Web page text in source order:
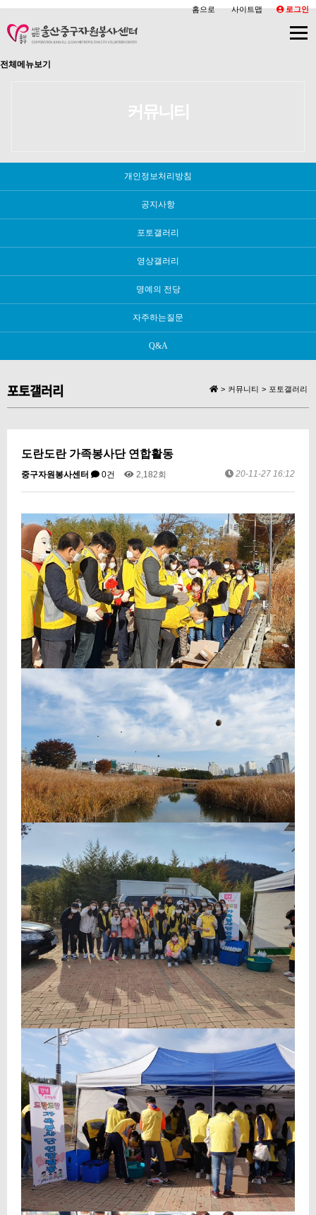
홈으로 사이트맵 로그인
전체메뉴보기
커뮤니티
개인정보처리방침
공지사항
포토갤러리
영상갤러리
명예의 전당
자주하는질문
Q&A
포토갤러리 > 커뮤니티 > 포토갤러리
도란도란 가족봉사단 연합활동
중구자원봉사센터 0건 2,182회 20-11-27 16:12